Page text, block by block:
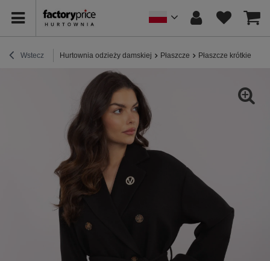
Wstecz Hurtownia odzieży damskiej Płaszcze Płaszcze krótkie